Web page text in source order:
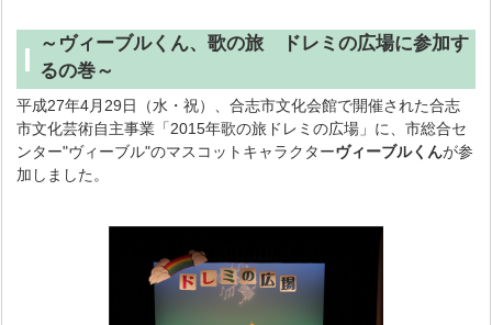
～ヴィーブルくん、歌の旅 ドレミの広場に参加す
るの巻～
平成27年4月29日（水・祝）、合志市文化会館で開催された合志
市文化芸術自主事業「2015年歌の旅ドレミの広場」に、市総合セ
ンター"ヴィーブル"のマスコットキャラクターヴィーブルくんが参
加しました。